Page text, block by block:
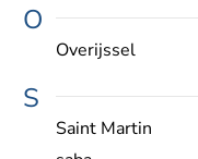
O
Overijssel
S
Saint Martin